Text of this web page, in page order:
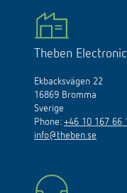
Theben
Ekbacksvägen 22
16869 Bromma
Sverige
Phone: +46 10 167 66
info@theben.se